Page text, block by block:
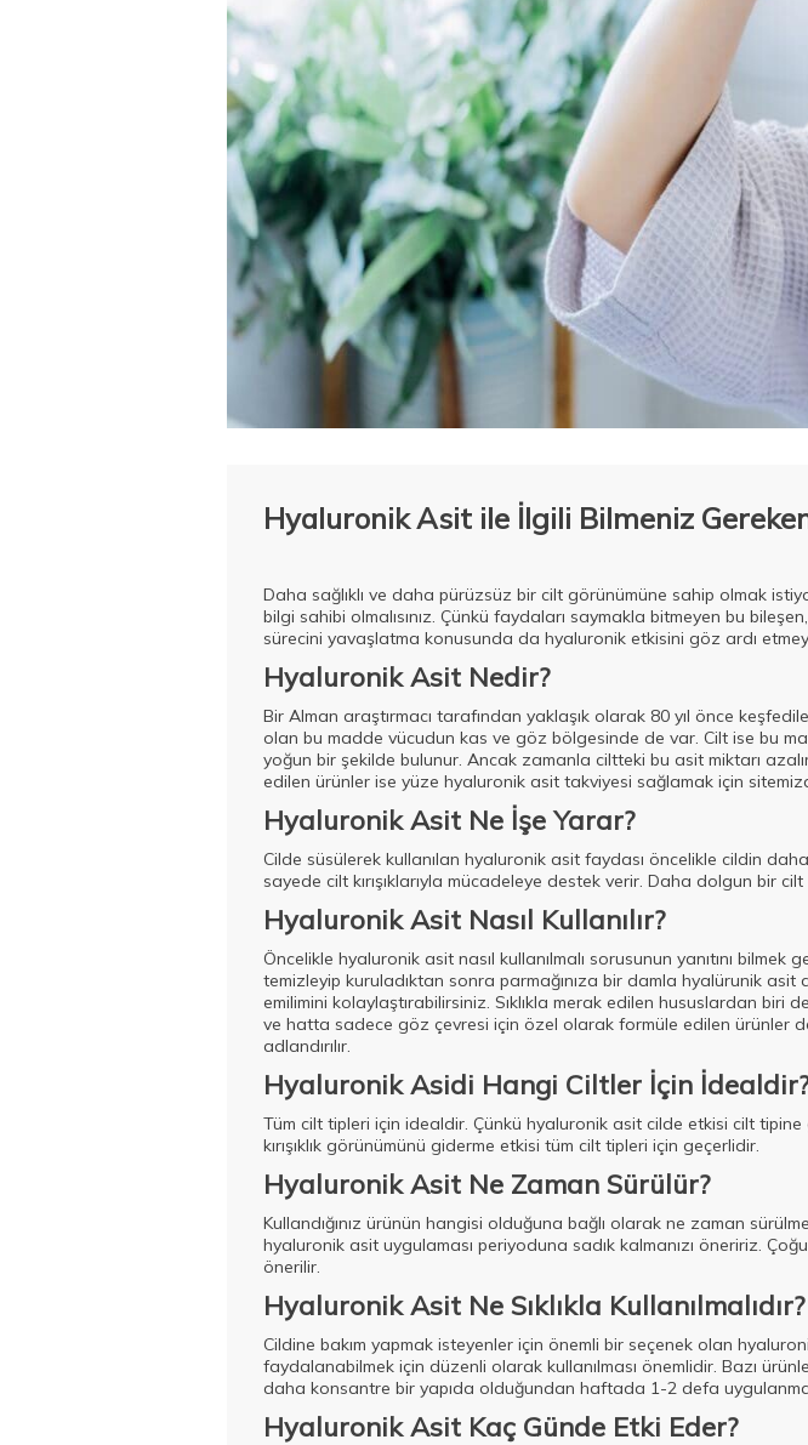
Hyaluronik Asit ile İlgili Bilmeniz
Daha sağlıklı ve daha pürüzsüz bir cilt görünümüne sahip olmak
bilgi sahibi olmalısınız. Çünkü faydaları saymakla bitmeyen bu
sürecini yavaşlatma konusunda da hyaluronik etkisini göz ardı
Hyaluronik Asit Nedir?
Bir Alman araştırmacı tarafından yaklaşık olarak 80 yıl önce
olan bu madde vücudun kas ve göz bölgesinde de var. Cilt ise bu
yoğun bir şekilde bulunur. Ancak zamanla ciltteki bu asit miktarı
edilen ürünler ise yüze hyaluronik asit takviyesi sağlamak için
Hyaluronik Asit Ne İşe Yarar?
Cilde süsülerek kullanılan hyaluronik asit faydası öncelikle cildin
sayede cilt kırışıklarıyla mücadeleye destek verir. Daha dolgun bir
Hyaluronik Asit Nasıl Kullanılır?
Öncelikle hyaluronik asit nasıl kullanılmalı sorusunun yanıtını
temizleyip kuruladıktan sonra parmağınıza bir damla hyalürunik
emilimini kolaylaştırabilirsiniz. Sıklıkla merak edilen hususlardan
ve hatta sadece göz çevresi için özel olarak formüle edilen ürünler
adlandırılır.
Hyaluronik Asidi Hangi Ciltler İçin
Tüm cilt tipleri için idealdir. Çünkü hyaluronik asit cilde etkisi cilt
kırışıklık görünümünü giderme etkisi tüm cilt tipleri için geçerlidir.
Hyaluronik Asit Ne Zaman Sürülür?
Kullandığınız ürünün hangisi olduğuna bağlı olarak ne zaman
hyaluronik asit uygulaması periyoduna sadık kalmanızı öneririz.
önerilir.
Hyaluronik Asit Ne Sıklıkla Kullanılmalıdır?
Cildine bakım yapmak isteyenler için önemli bir seçenek olan
faydalanabilmek için düzenli olarak kullanılması önemlidir. Bazı
daha konsantre bir yapıda olduğundan haftada 1-2 defa
Hyaluronik Asit Kaç Günde Etki Eder?